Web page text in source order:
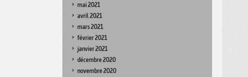
mai 2021
avril 2021
mars 2021
février 2021
janvier 2021
décembre 2020
novembre 2020